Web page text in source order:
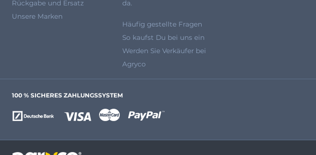
Rückgabe und Ersatz
Unsere Marken
da.
Häufig gestellte Fragen
So kaufst Du bei uns ein
Werden Sie Verkäufer bei
Agryco
100 % SICHERES ZAHLUNGSSYSTEM